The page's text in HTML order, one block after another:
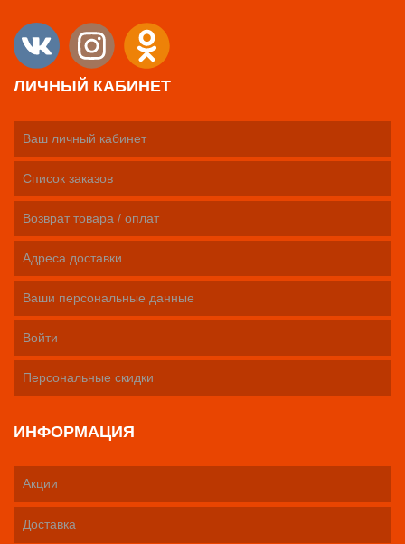
ЛИЧНЫЙ КАБИНЕТ
Ваш личный кабинет
Список заказов
Возврат товара / оплат
Адреса доставки
Ваши персональные данные
Войти
Персональные скидки
ИНФОРМАЦИЯ
Акции
Доставка